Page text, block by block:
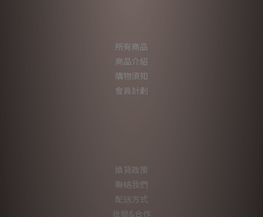
所有商品
商品介紹
購物須知
會員計劃
換貨政策
聯絡我們
配送方式
批發&合作